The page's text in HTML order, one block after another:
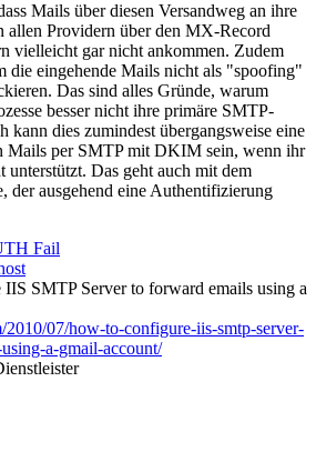
Mails über diesen Versandweg an ihre
allen Providern über den MX-Record
vielleicht gar nicht ankommen. Zudem
die eingehende Mails nicht als "spoofing"
Das sind alles Gründe, warum
besser nicht ihre primäre SMTP-
kann dies zumindest übergangsweise eine
Mails per SMTP mit DKIM sein, wenn ihr
Das geht auch mit dem
der ausgehend eine Authentifizierung
Fail
SMTP Server to forward emails using a
2010/07/how-to-configure-iis-smtp-server-
a-gmail-account/